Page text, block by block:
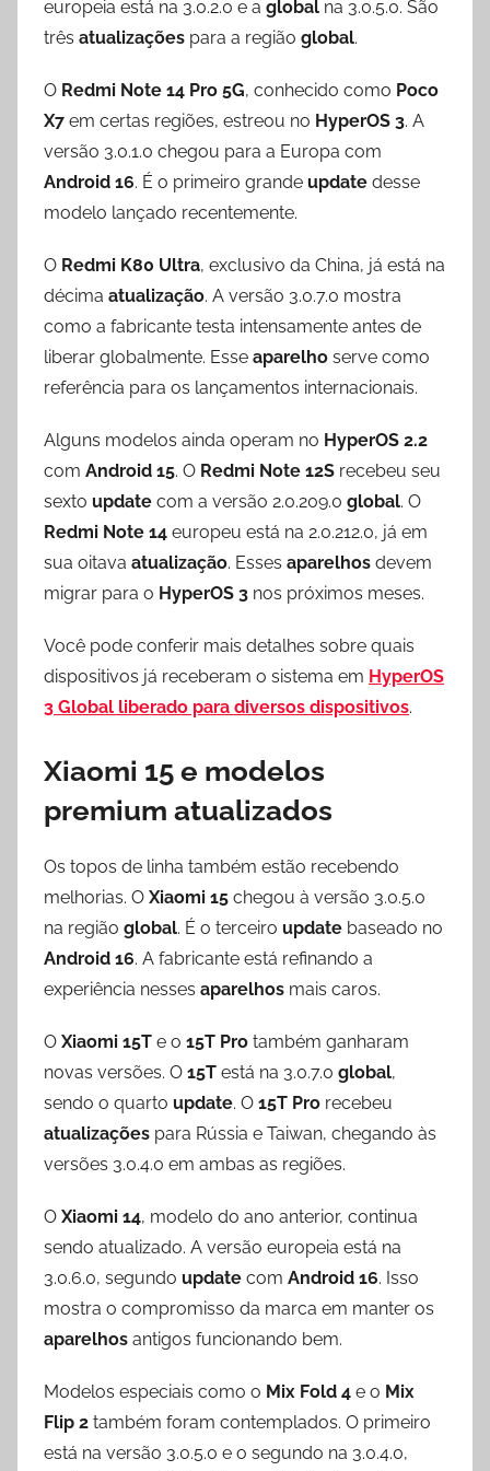
europeia está na 3.0.2.0 e a global na 3.0.5.0. São
três atualizações para a região global.
O Redmi Note 14 Pro 5G, conhecido como Poco
X7 em certas regiões, estreou no HyperOS 3. A
versão 3.0.1.0 chegou para a Europa com
Android 16. É o primeiro grande update desse
modelo lançado recentemente.
O Redmi K80 Ultra, exclusivo da China, já está na
décima atualização. A versão 3.0.7.0 mostra
como a fabricante testa intensamente antes de
liberar globalmente. Esse aparelho serve como
referência para os lançamentos internacionais.
Alguns modelos ainda operam no HyperOS 2.2
com Android 15. O Redmi Note 12S recebeu seu
sexto update com a versão 2.0.209.0 global. O
Redmi Note 14 europeu está na 2.0.212.0, já em
sua oitava atualização. Esses aparelhos devem
migrar para o HyperOS 3 nos próximos meses.
Você pode conferir mais detalhes sobre quais
dispositivos já receberam o sistema em HyperOS
3 Global liberado para diversos dispositivos.
Xiaomi 15 e modelos
premium atualizados
Os topos de linha também estão recebendo
melhorias. O Xiaomi 15 chegou à versão 3.0.5.0
na região global. É o terceiro update baseado no
Android 16. A fabricante está refinando a
experiência nesses aparelhos mais caros.
O Xiaomi 15T e o 15T Pro também ganharam
novas versões. O 15T está na 3.0.7.0 global,
sendo o quarto update. O 15T Pro recebeu
atualizações para Rússia e Taiwan, chegando às
versões 3.0.4.0 em ambas as regiões.
O Xiaomi 14, modelo do ano anterior, continua
sendo atualizado. A versão europeia está na
3.0.6.0, segundo update com Android 16. Isso
mostra o compromisso da marca em manter os
aparelhos antigos funcionando bem.
Modelos especiais como o Mix Fold 4 e o Mix
Flip 2 também foram contemplados. O primeiro
está na versão 3.0.5.0 e o segundo na 3.0.4.0,